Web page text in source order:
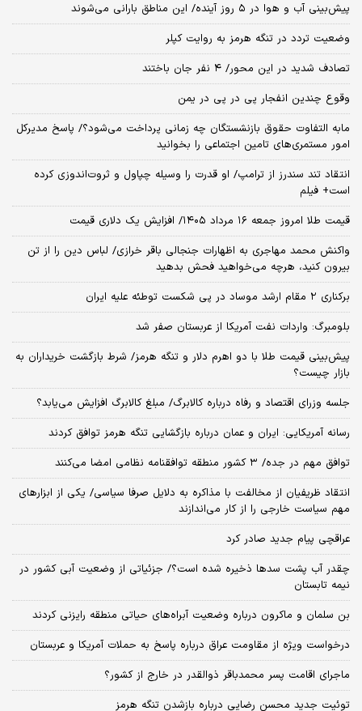
پیش‌بینی آب و هوا در ۵ روز آینده/ این مناطق بارانی می‌شوند
وضعیت تردد در تنگه هرمز به روایت کپلر
تصادف شدید در این محور/ ۴ نفر جان باختند
وقوع چندین انفجار پی در پی در یمن
مابه التفاوت حقوق بازنشستگان چه زمانی پرداخت می‌شود؟/ پاسخ مدیرکل
امور مستمری‌های تامین اجتماعی را بخوانید
انتقاد تند سندرز از ترامپ/ او قدرت را وسیله چپاول و ثروت‌اندوزی کرده
است+ فیلم
قیمت طلا امروز جمعه ۱۶ مرداد ۱۴۰۵/ افزایش یک دلاری قیمت
واکنش محمد مهاجری به اظهارات جنجالی باقر خرازی/ لباس دین را از تن
بیرون کنید، هرچه می‌خواهید فحش بدهید
برکناری ۲ مقام‌ ارشد موساد در پی شکست توطئه علیه ایران
بلومبرگ: واردات نفت آمریکا از عربستان صفر شد
پیش‌بینی قیمت طلا با دو اهرم دلار و تنگه هرمز/ شرط بازگشت خریداران به
بازار چیست؟
جلسه وزرای اقتصاد و رفاه درباره کالابرگ/ مبلغ کالابرگ افزایش می‌یابد؟
رسانه آمریکایی: ایران و عمان درباره بازگشایی تنگه هرمز توافق کردند
توافق مهم در جده/ ۳ کشور منطقه توافقنامه نظامی امضا می‌کنند
انتقاد ظریفیان از مخالفت با مذاکره به دلایل صرفا سیاسی/ یکی از ابزارهای
مهم سیاست خارجی را از کار می‌اندازند
عراقچی پیام جدید صادر کرد
چقدر آب پشت سدها ذخیره شده است؟/ جزئیاتی از وضعیت آبی کشور در
نیمه تابستان
بن سلمان و ماکرون درباره وضعیت آبراه‌های حیاتی منطقه رایزنی کردند
درخواست ویژه از مقاومت عراق درباره پاسخ به حملات آمریکا و عربستان
ماجرای اقامت پسر محمدباقر ذوالقدر در خارج از کشور؟
توئیت جدید محسن رضایی درباره بازشدن تنگه هرمز